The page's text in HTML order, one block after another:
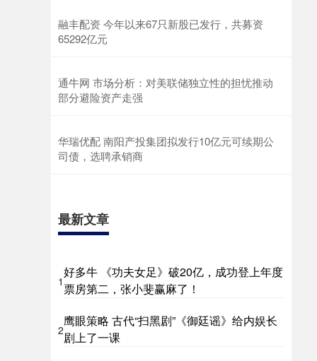
融丰配资 今年以来67只新股已发行，共募资
65292亿元
通牛网 市场分析：对美联储独立性的担忧推动
部分避险资产走强
华瑞优配 南阳产投集团拟发行10亿元可续期公
司债，选聘承销商
最新文章
1
好多牛 《功夫女足》破20亿，成功登上年度
票房第二，张小斐赢麻了！
2
鹰眼策略 古代“扫黑剧”《御廷谣》给内娱长
剧上了一课